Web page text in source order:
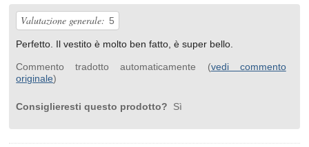
Valutazione generale: 5
Perfetto. Il vestito è molto ben fatto, è super bello.
Commento tradotto automaticamente (vedi commento
originale)
Consiglieresti questo prodotto? Sì